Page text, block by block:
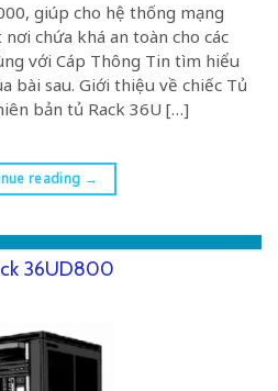
giúp cho hệ thống mạng
chứa khá an toàn cho các
với Cáp Thông Tin tìm hiểu
bài sau. Giới thiệu về chiếc Tủ
bản tủ Rack 36U […]
reading →
36UD800